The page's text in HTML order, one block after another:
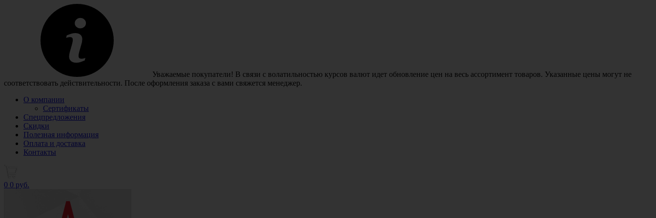
Уважаемые покупатели! В связи с волатильностью курсов валют идет обновление цен на весь ассортимент товаров. Указанные цены могут не
соответствовать действительности. После оформления заказа с вами свяжется менеджер.
О компании
Сертификаты
Спецпредложения
Скидки
Полезная информация
Оплата и доставка
Контакты
0 0 руб.